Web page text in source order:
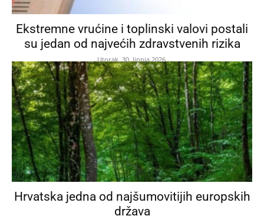
Ekstremne vrućine i toplinski valovi postali
su jedan od najvećih zdravstvenih rizika
Utorak, 30. lipnja 2026.
Hrvatska jedna od najšumovitijih europskih
država